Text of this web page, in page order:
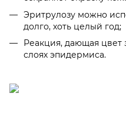
Эритрулозу можно
долго, хоть целый год;
Реакция, дающая цвет
слоях эпидермиса.